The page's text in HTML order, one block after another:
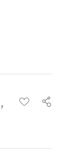
,